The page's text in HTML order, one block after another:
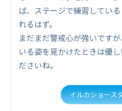
ば、ステージで練習してい
れるはず。
まだまだ警戒心が強いです
いる姿を見かけたときは優
ださいね。
イルカショース